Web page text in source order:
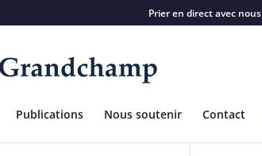
Prier en direct avec nous
Publications Nous soutenir Contact